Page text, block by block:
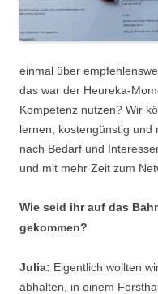
einmal über
das war der Heureka-
Kompetenz nutzen? Wir
lernen, kostengünstig und
nach Bedarf und
und mit mehr Zeit zum
Wie seid ihr auf das
gekommen?
Julia: Eigentlich wollten
abhalten, in einem